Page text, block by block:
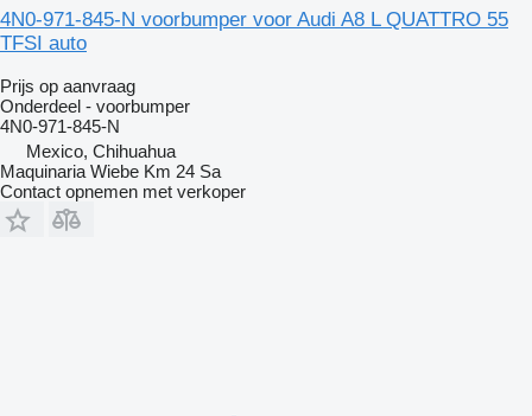
4N0-971-845-N voorbumper voor Audi A8 L QUATTRO 55
TFSI auto
Prijs op aanvraag
Onderdeel - voorbumper
4N0-971-845-N
Mexico, Chihuahua
Maquinaria Wiebe Km 24 Sa
Contact opnemen met verkoper